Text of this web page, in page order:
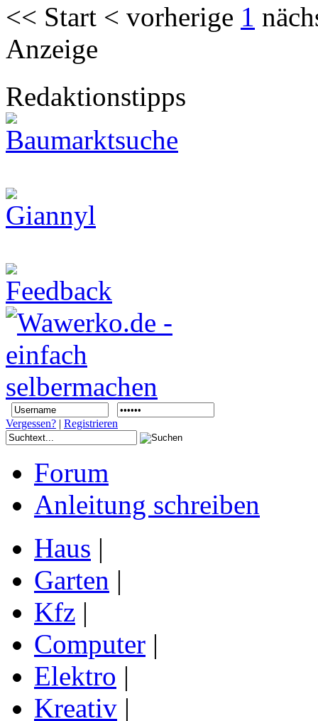
<< Start < vorherige 1
Anzeige
Redaktionstipps
Vergessen? | Registrieren
Forum
Anleitung schreiben
Haus |
Garten |
Kfz |
Computer |
Elektro |
Kreativ |